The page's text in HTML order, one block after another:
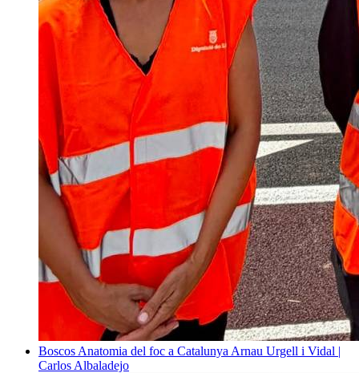
Boscos Anatomia del foc a Catalunya Arnau Urgell i Vidal |
Carlos Albaladejo